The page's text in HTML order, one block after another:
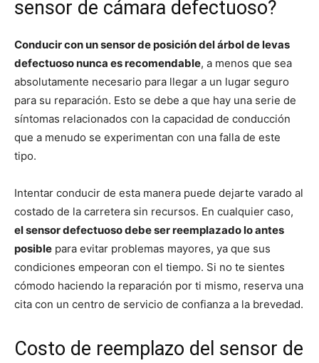
sensor de cámara defectuoso?
Conducir con un sensor de posición del árbol de levas
defectuoso nunca es recomendable, a menos que sea
absolutamente necesario para llegar a un lugar seguro
para su reparación. Esto se debe a que hay una serie de
síntomas relacionados con la capacidad de conducción
que a menudo se experimentan con una falla de este
tipo.
Intentar conducir de esta manera puede dejarte varado al
costado de la carretera sin recursos. En cualquier caso,
el sensor defectuoso debe ser reemplazado lo antes
posible para evitar problemas mayores, ya que sus
condiciones empeoran con el tiempo. Si no te sientes
cómodo haciendo la reparación por ti mismo, reserva una
cita con un centro de servicio de confianza a la brevedad.
Costo de reemplazo del sensor de